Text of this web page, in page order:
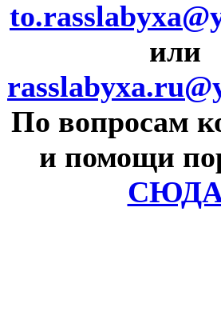
или
По вопросам
и помощи